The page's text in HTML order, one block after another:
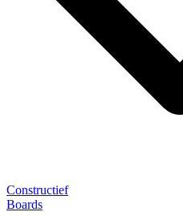
Constructief
Boards